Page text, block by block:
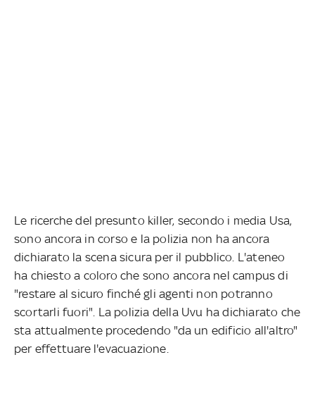
Le ricerche del presunto killer, secondo i media Usa,
sono ancora in corso e la polizia non ha ancora
dichiarato la scena sicura per il pubblico. L'ateneo
ha chiesto a coloro che sono ancora nel campus di
"restare al sicuro finché gli agenti non potranno
scortarli fuori". La polizia della Uvu ha dichiarato che
sta attualmente procedendo "da un edificio all'altro"
per effettuare l'evacuazione.